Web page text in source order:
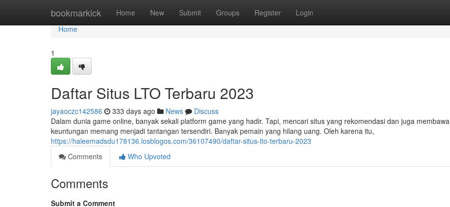
bookmarkick Home New Submit Groups Register Login
Home
Home
1
Daftar Situs LTO Terbaru 2023
jayaoczc142586 333 days ago News
Discuss
Dalam dunia game online, banyak sekali platform game yang hadir. Tapi, mencari situs yang rekomendasi dan juga membawa
keuntungan memang menjadi tantangan tersendiri. Banyak pemain yang hilang uang. Oleh karena itu,
https://haleemadsdu178136.losblogos.com/36107490/daftar-situs-lto-terbaru-2023
Comments
Who Upvoted
Comments
Submit a Comment